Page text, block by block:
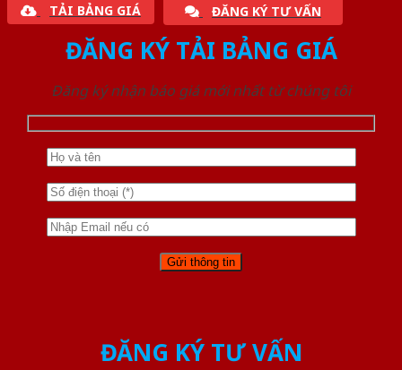
TẢI BẢNG GIÁ ĐĂNG KÝ TƯ VẤN
ĐĂNG KÝ TẢI BẢNG GIÁ
Đăng ký nhận báo giá mới nhất từ chúng tôi
ĐĂNG KÝ TƯ VẤN